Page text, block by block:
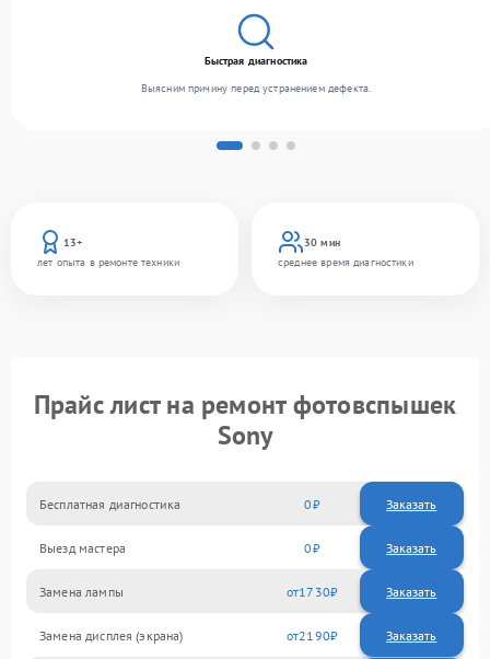
13+
лет опыта в ремонте техники
30 мин
среднее время диагностики
Быстрая диагностика
Выясним причину перед устранением дефекта.
Прайс лист на ремонт фотовспышек
Sony
Бесплатная диагностика 0 Заказать
Выезд мастера 0 Заказать
Замена лампы 1730
Замена дисплея (экрана) 2190